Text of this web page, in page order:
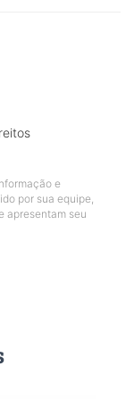
e
por sua equipe,
apresentam seu